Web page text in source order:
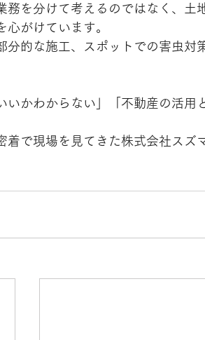
務を分けて考えるのではなく、土
心がけています。
分的な施工、スポットでの害虫対
いかわからない」「不動産の活用
着で現場を見てきた株式会社スズ